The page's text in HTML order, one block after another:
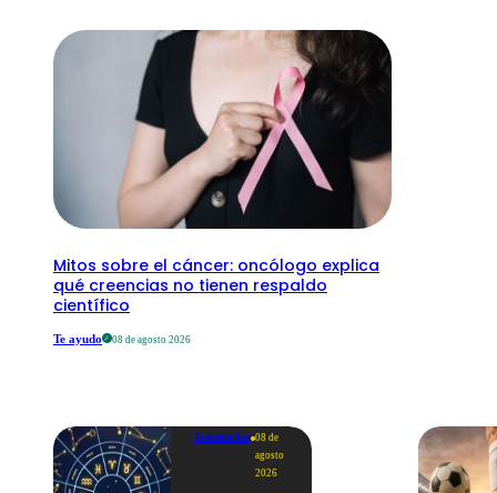
Mitos sobre el cáncer: oncólogo explica
qué creencias no tienen respaldo
científico
Te ayudo 08 de agosto 2026
Tendencias 08 de
agosto
2026